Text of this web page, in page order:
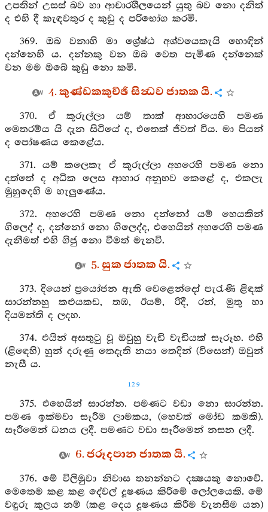
උපතින් උසස් බව හා ආචාරශීලයෙන් යුතු බව නො දනිත්
ද එහි දී කැඳවතුර ද කුඩු ද පරිභෝග කරමි.
369. ඔබ වනාහි මා ශ්‍රේෂ්ඨ අශ්වයෙකැයි හොඳින්
දන්නෙහි ය. දන්නකු වන ඔබ වෙත පැමිණ දන්නෙක්
වන මම ඔබේ කුඩු නො කමි.
4. කුණ්ඩකකුච්ඡි සින්‍ධව ජාතක යි.
370. ඒ කුරුල්ලා යම් තාක් ආහාරයෙහි පමණ
මෙතරම්ය යි දැන සිටියේ ද, එතෙක් ජීවත් විය. මා පියන්
ද පෝෂණය කෙළේය.
371. යම් කලෙකැ ඒ කුරුල්ලා අහරෙහි පමණ නො
දත්තේ ද අධික ලෙස ආහාර අනුභව කෙළේ ද, එකලැ
මුහුදෙහි ම හැලුණේය.
372. අහරෙහි පමණ නො දන්නෝ යම් හෙයකින්
ගිලෙද් ද, දන්නෝ නො ගිලෙද්ද, එහෙයින් අහරෙහි පමණ
දැනීමත් එහි ගිජු නො වීමත් මැනවි.
5. සුක ජාතක යි.
373. දියෙන් ප්‍රයෝජන ඇති වෙළෙන්දෝ පැරැණි ළිඳක්
සාරන්නහු කළුයකඩ, තඹ, ඊයම්, රිදී, රන්, මුතු හා
දියමන්ති ද ලදහ.
374. එයින් අසතුටු වූ ඔවුහු වැඩි වැඩියක් සෑරූහ. එහි
(ළිඳෙහි) හුන් දරුණු තෙදැති නයා තෙදින් (විසෙන්) ඔවුන්
නැසී ය.
129
375. එහෙයින් සාරන්න. පමණට වඩා නො සාරන්න.
පමණ ඉක්මවා සෑරීම ලාමකය, (හෙවත් මෝඩ කමකි).
සෑරීමෙන් ධනය ලදී. පමණට වඩා සෑරීමෙන් නසන ලදී.
6. ජරූදපාන ජාතක යි.
376. මේ විලිමුවා නිවාස තනන්නට දක්‍ෂයකු නොවේ.
මෙතෙම කළ කළ දේවල් දූෂණය කිරීමේ ලෝලයෙකි. මේ
වඳුරු කුලය නම් (කළ දෙය දූෂණය කිරීම වැනසීම යන)